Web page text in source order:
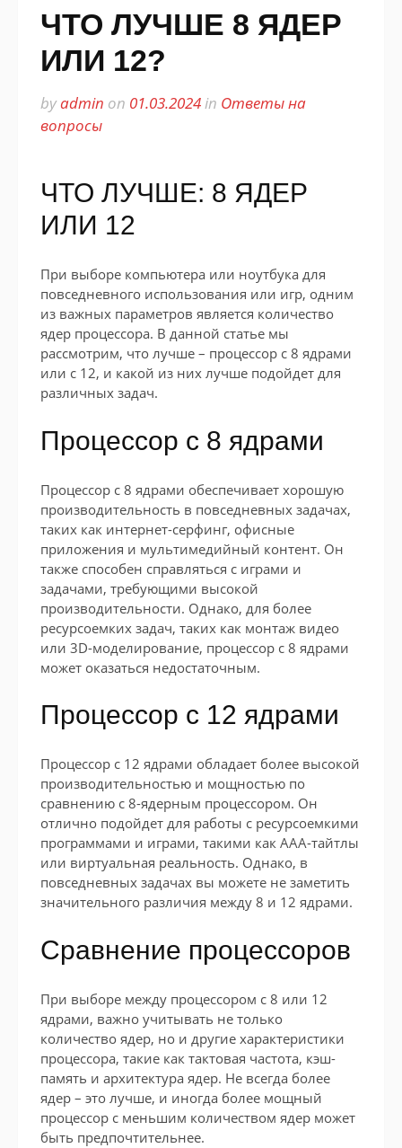
ЧТО ЛУЧШЕ 8 ЯДЕР
ИЛИ 12?
byadmin on 01.03.2024in Ответы на
вопросы
ЧТО ЛУЧШЕ: 8 ЯДЕР
ИЛИ 12
При выборе компьютера или ноутбука для
повседневного использования или игр, одним
из важных параметров является количество
ядер процессора. В данной статье мы
рассмотрим, что лучше – процессор с 8 ядрами
или с 12, и какой из них лучше подойдет для
различных задач.
Процессор с 8 ядрами
Процессор с 8 ядрами обеспечивает хорошую
производительность в повседневных задачах,
таких как интернет-серфинг, офисные
приложения и мультимедийный контент. Он
также способен справляться с играми и
задачами, требующими высокой
производительности. Однако, для более
ресурсоемких задач, таких как монтаж видео
или 3D-моделирование, процессор с 8 ядрами
может оказаться недостаточным.
Процессор с 12 ядрами
Процессор с 12 ядрами обладает более высокой
производительностью и мощностью по
сравнению с 8-ядерным процессором. Он
отлично подойдет для работы с ресурсоемкими
программами и играми, такими как AAA-тайтлы
или виртуальная реальность. Однако, в
повседневных задачах вы можете не заметить
значительного различия между 8 и 12 ядрами.
Сравнение процессоров
При выборе между процессором с 8 или 12
ядрами, важно учитывать не только
количество ядер, но и другие характеристики
процессора, такие как тактовая частота, кэш-
память и архитектура ядер. Не всегда более
ядер – это лучше, и иногда более мощный
процессор с меньшим количеством ядер может
быть предпочтительнее.